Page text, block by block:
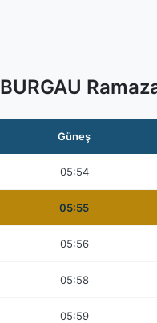
BURGAU
Güneş
05:54
05:55
05:56
05:58
05:59